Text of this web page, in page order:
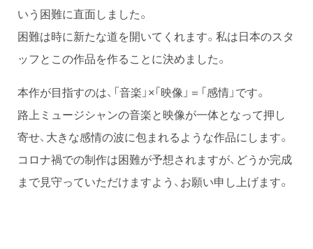
いう困難に直面しました。
困難は時に新たな道を開いてくれます。私は日本のスタ
ッフとこの作品を作ることに決めました。
本作が目指すのは、「音楽」×「映像」＝「感情」です。
路上ミュージシャンの音楽と映像が一体となって押し
寄せ、大きな感情の波に包まれるような作品にします。
コロナ禍での制作は困難が予想されますが、どうか完成
まで見守っていただけますよう、お願い申し上げます。